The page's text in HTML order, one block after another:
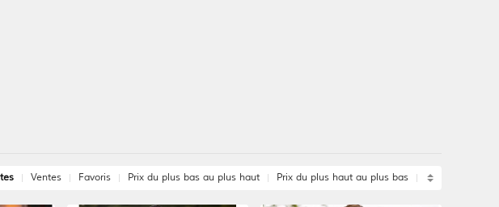
Ventes Favoris Prix du plus bas au plus haut Prix du plus haut au plus bas